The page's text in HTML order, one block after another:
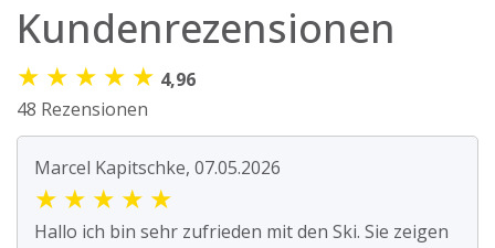
Kundenrezensionen
★ ★ ★ ★ ★ 4,96
48 Rezensionen
Marcel Kapitschke, 07.05.2026
★ ★ ★ ★ ★
Hallo ich bin sehr zufrieden mit den Ski. Sie zeigen